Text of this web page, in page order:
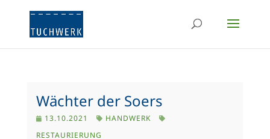
Wächter der Soers
13.10.2021
HANDWERK
RESTAURIERUNG